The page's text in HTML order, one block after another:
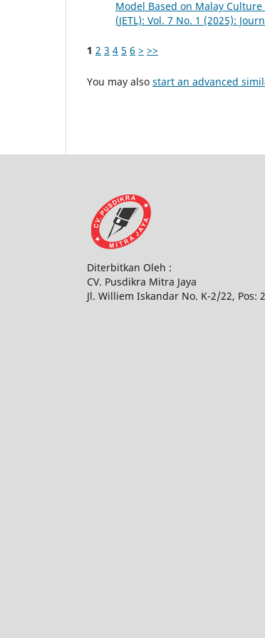
Model Based on Malay
(JETL): Vol. 7 No. 1 (2025):
1 2 3 4 5 6 > >>
You may also start an advanced
Diterbitkan Oleh :
CV. Pusdikra Mitra Jaya
Jl. Williem Iskandar No. K-2/22, Pos: